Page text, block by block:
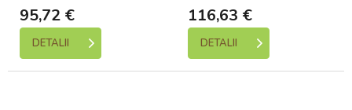
95,72 €
DETALII
116,63 €
DETALII